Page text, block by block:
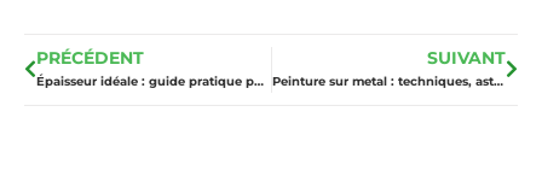
PRÉCÉDENT
Épaisseur idéale : guide pratique pour une porte à galandage réussie
SUIVANT
Peinture sur metal : techniques, astuces et inspirations déco